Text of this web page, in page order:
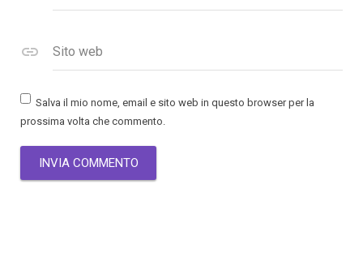
Sito web
Salva il mio nome, email e sito web in questo browser per la
prossima volta che commento.